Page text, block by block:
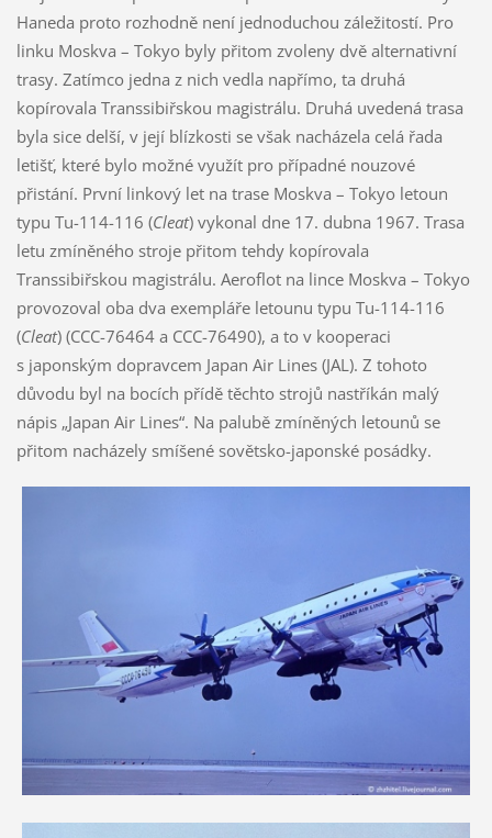
Haneda proto rozhodně není jednoduchou záležitostí. Pro
linku Moskva – Tokyo byly přitom zvoleny dvě alternativní
trasy. Zatímco jedna z nich vedla napřímo, ta druhá
kopírovala Transsibiřskou magistrálu. Druhá uvedená trasa
byla sice delší, v její blízkosti se však nacházela celá řada
letišť, které bylo možné využít pro případné nouzové
přistání. První linkový let na trase Moskva – Tokyo letoun
typu Tu-114-116 (Cleat) vykonal dne 17. dubna 1967. Trasa
letu zmíněného stroje přitom tehdy kopírovala
Transsibiřskou magistrálu. Aeroflot na lince Moskva – Tokyo
provozoval oba dva exempláře letounu typu Tu-114-116
(Cleat) (CCC-76464 a CCC-76490), a to v kooperaci
s japonským dopravcem Japan Air Lines (JAL). Z tohoto
důvodu byl na bocích přídě těchto strojů nastříkán malý
nápis „Japan Air Lines“. Na palubě zmíněných letounů se
přitom nacházely smíšené sovětsko-japonské posádky.